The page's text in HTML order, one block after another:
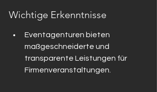
Wichtige Erkenntnisse
Eventagenturen bieten
maßgeschneiderte und
transparente Leistungen für
Firmenveranstaltungen.